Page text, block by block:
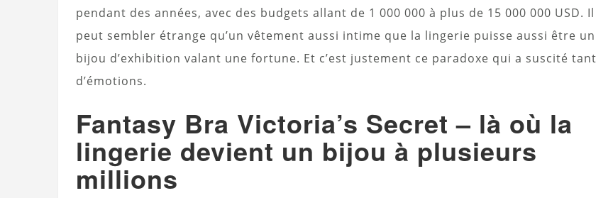
pendant des années, avec des budgets allant de 1 000 000 à plus de 15 000 000 USD. Il
peut sembler étrange qu’un vêtement aussi intime que la lingerie puisse aussi être un
bijou d’exhibition valant une fortune. Et c’est justement ce paradoxe qui a suscité tant
d’émotions.
Fantasy Bra Victoria’s Secret – là où la
lingerie devient un bijou à plusieurs
millions